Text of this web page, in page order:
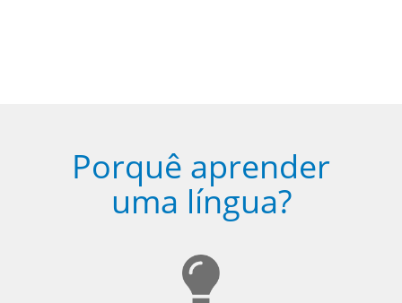
Porquê aprender
uma língua?